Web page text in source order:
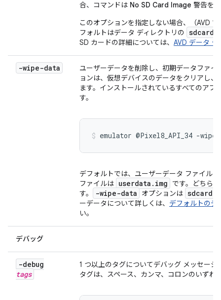
合、コマンドは No SD Card Image 警告を
このオプションを指定しない場合、（AVD
フォルトはデータ ディレクトリの
SD カードの詳細については、 AVD データ デ
-wipe-data
ユーザーデータを削除し、初期データファ
ョンは、仮想デバイスのデータをクリアし
ます。インストールされているすべてのア
す。
emulator @Pixel8_API_34 -
デフォルトでは、ユーザーデータ ファイルは
ファイルは userdata.img
です。どちら
す。
-wipe-data オプションは
ーデータについて詳しくは、 デフォルトのデ
い。
デバッグ
-debug
tags
1 つ以上のタグについてデバッグ メッセー
タグは、スペース、カンマ、コロンのいずれ